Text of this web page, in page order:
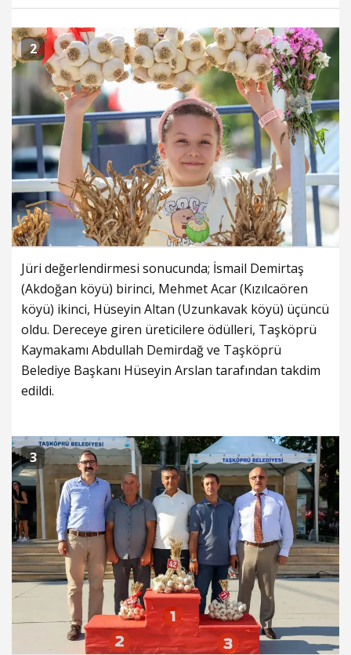
2
Jüri değerlendirmesi sonucunda; İsmail Demirtaş
(Akdoğan köyü) birinci, Mehmet Acar (Kızılcaören
köyü) ikinci, Hüseyin Altan (Uzunkavak köyü) üçüncü
oldu. Dereceye giren üreticilere ödülleri, Taşköprü
Kaymakamı Abdullah Demirdağ ve Taşköprü
Belediye Başkanı Hüseyin Arslan tarafından takdim
edildi.
3